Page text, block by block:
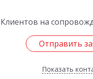
Клиентов на
Отправить
Показать
Отправить
Назад